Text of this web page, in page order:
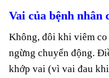
Vai của bệnh nhân
Không, đôi khi viêm
ngừng chuyển động.
khớp vai (vì vai đau